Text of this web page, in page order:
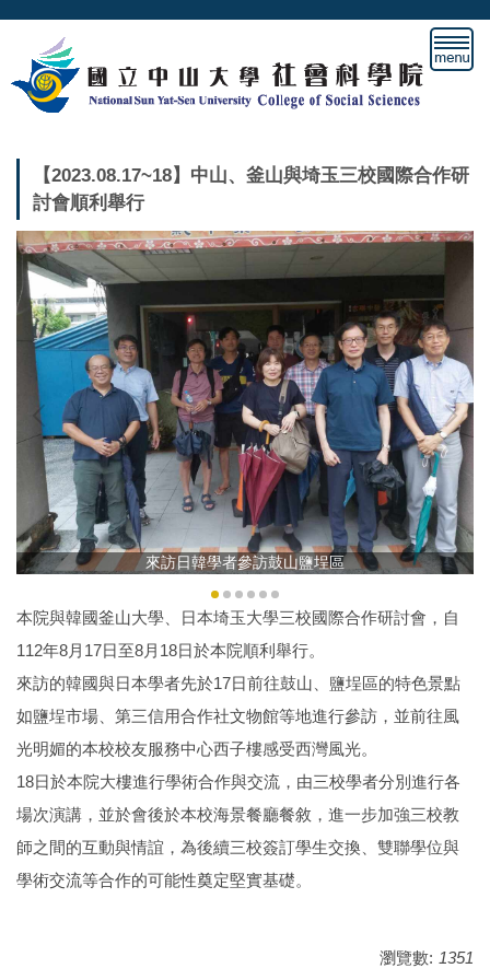
跳
要
區
【2023.08.17~18】中山、釜山與埼玉三校國際合作研
討會順利舉行
來訪日韓學者參訪鼓山鹽埕區
本院與韓國釜山大學、日本埼玉大學三校國際合作研討會，自
112年8月17日至8月18日於本院順利舉行。
來訪的韓國與日本學者先於17日前往鼓山、鹽埕區的特色景點
如鹽埕市場、第三信用合作社文物館等地進行參訪，並前往風
光明媚的本校校友服務中心西子樓感受西灣風光。
18日於本院大樓進行學術合作與交流，由三校學者分別進行各
場次演講，並於會後於本校海景餐廳餐敘，進一步加強三校教
師之間的互動與情誼，為後續三校簽訂學生交換、雙聯學位與
學術交流等合作的可能性奠定堅實基礎。
瀏覽數: 1351